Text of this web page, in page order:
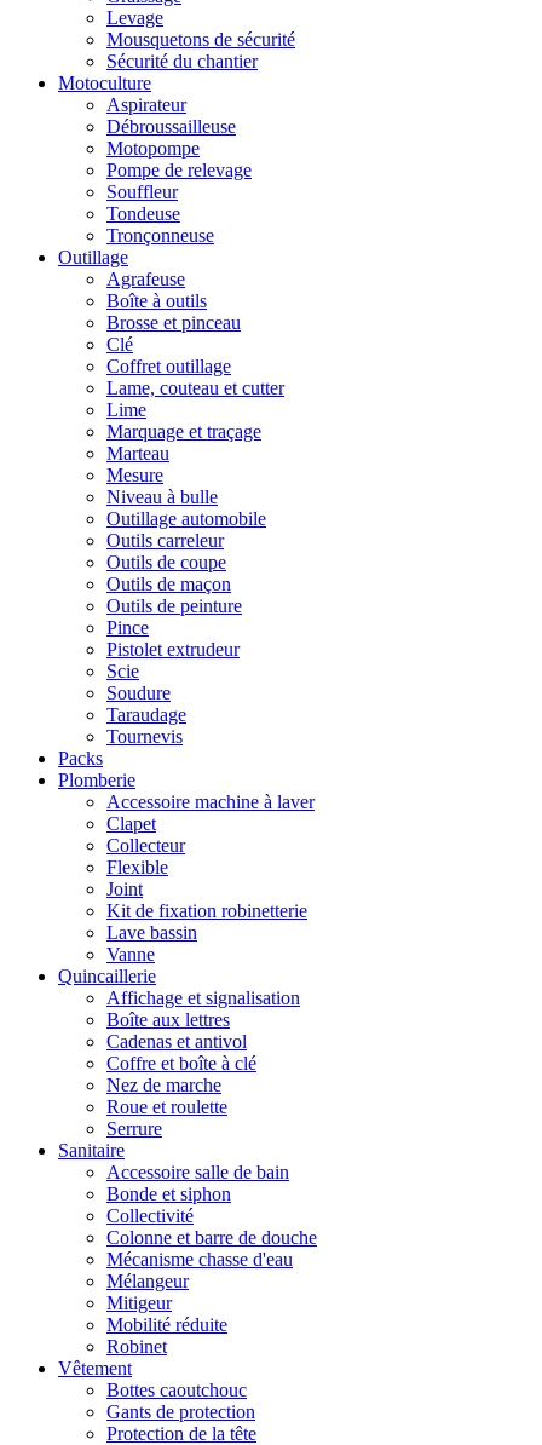
Levage
Mousquetons de sécurité
Sécurité du chantier
Motoculture
Aspirateur
Débroussailleuse
Motopompe
Pompe de relevage
Souffleur
Tondeuse
Tronçonneuse
Outillage
Agrafeuse
Boîte à outils
Brosse et pinceau
Clé
Coffret outillage
Lame, couteau et cutter
Lime
Marquage et traçage
Marteau
Mesure
Niveau à bulle
Outillage automobile
Outils carreleur
Outils de coupe
Outils de maçon
Outils de peinture
Pince
Pistolet extrudeur
Scie
Soudure
Taraudage
Tournevis
Packs
Plomberie
Accessoire machine à laver
Clapet
Collecteur
Flexible
Joint
Kit de fixation robinetterie
Lave bassin
Vanne
Quincaillerie
Affichage et signalisation
Boîte aux lettres
Cadenas et antivol
Coffre et boîte à clé
Nez de marche
Roue et roulette
Serrure
Sanitaire
Accessoire salle de bain
Bonde et siphon
Collectivité
Colonne et barre de douche
Mécanisme chasse d'eau
Mélangeur
Mitigeur
Mobilité réduite
Robinet
Vêtement
Bottes caoutchouc
Gants de protection
Protection de la tête